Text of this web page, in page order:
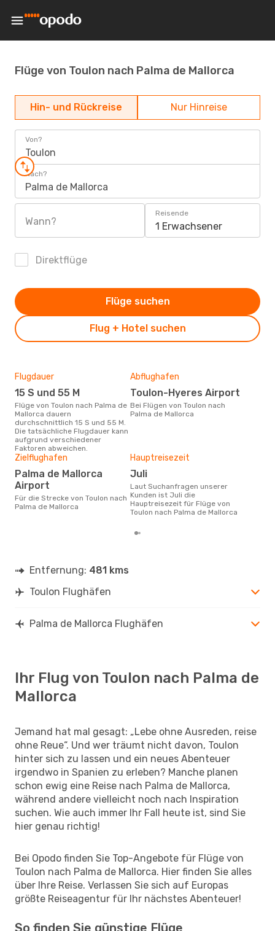
Flüge von Toulon nach Palma de Mallorca
Hin- und Rückreise Nur Hinreise
Von?
Toulon
Nach?
Palma de Mallorca
Wann?
Reisende
1 Erwachsener
Direktflüge
Flug + Hotel suchen
Flüge suchen
Flugdauer
15 S und 55 M
Flüge von Toulon nach Palma de
Mallorca dauern
durchschnittlich 15 S und 55 M.
Die tatsächliche Flugdauer kann
aufgrund verschiedener
Faktoren abweichen.
Abflughafen
Toulon-Hyeres Airport
Bei Flügen von Toulon nach
Palma de Mallorca
Zielflughafen
Palma de Mallorca
Airport
Für die Strecke von Toulon nach
Palma de Mallorca
Hauptreisezeit
Juli
Laut Suchanfragen unserer
Kunden ist Juli die
Hauptreisezeit für Flüge von
Toulon nach Palma de Mallorca
Entfernung: 481 kms
Toulon Flughäfen
Palma de Mallorca Flughäfen
Ihr Flug von Toulon nach Palma de
Mallorca
Jemand hat mal gesagt: „Lebe ohne Ausreden, reise
ohne Reue“. Und wer träumt nicht davon, Toulon
hinter sich zu lassen und ein neues Abenteuer
irgendwo in Spanien zu erleben? Manche planen
schon ewig eine Reise nach Palma de Mallorca,
während andere vielleicht noch nach Inspiration
suchen. Wie auch immer Ihr Fall heute ist, sind Sie
hier genau richtig!
Bei Opodo finden Sie Top-Angebote für Flüge von
Toulon nach Palma de Mallorca. Hier finden Sie alles
über Ihre Reise. Verlassen Sie sich auf Europas
größte Reiseagentur für Ihr nächstes Abenteuer!
So finden Sie günstige Flüge